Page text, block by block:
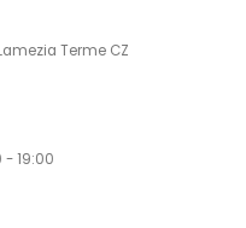
Terme CZ
- 19:00